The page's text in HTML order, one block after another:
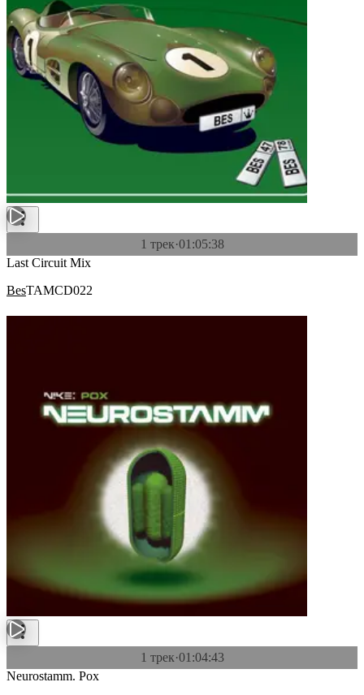
1 трек·01:05:38
Last Circuit Mix
BesTAMCD022
1 трек·01:04:43
Neurostamm. Pox